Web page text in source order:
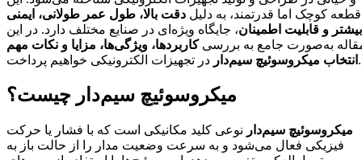
قطعه کوچک اما قدرتمند، به دلیل دقت بالا، طول عمر طولانی، ایمنی
بیشتر و قابلیت اطمینان، جایگاه ویژه‌ای در صنایع مختلف دارد. در این
به‌صورت جامع به بررسیکاربردها، ویژگی‌ها، مزایا و نکات مهم
انتخاب میکروسوئیچ سیم‌دار در تجهیزات الکترونیکی خواهیم پرداخت.
میکروسوئیچ سیم‌دار چیست؟
میکروسوئیچ سیم‌دار نوعی کلید مکانیکی است که با فشار یا حرکت
فیزیکی فعال می‌شود و به سرعت وضعیت مدار را از حالت باز به